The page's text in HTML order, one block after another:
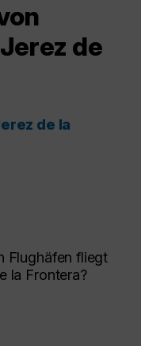
de
de la
Flughäfen fliegt
la Frontera?